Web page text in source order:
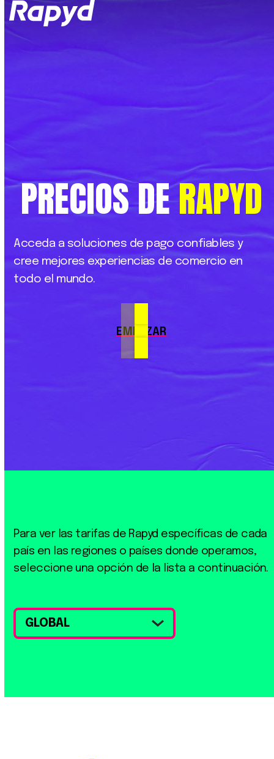
PRECIOSDERAPYD
Acceda a soluciones de pago confiables y
cree mejores experiencias de comercio en
todo el mundo.
EMPEZAR
Para ver las tarifas de Rapyd específicas de cada
país en las regiones o países donde operamos,
seleccione una opción de la lista a continuación.